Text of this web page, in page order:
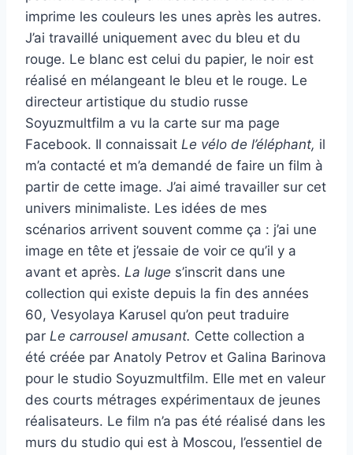
imprime les couleurs les unes après les autres.
J’ai travaillé uniquement avec du bleu et du
rouge. Le blanc est celui du papier, le noir est
réalisé en mélangeant le bleu et le rouge. Le
directeur artistique du studio russe
Soyuzmultfilm a vu la carte sur ma page
Facebook. Il connaissait Le vélo de l’éléphant, il
m’a contacté et m’a demandé de faire un film à
partir de cette image. J’ai aimé travailler sur cet
univers minimaliste. Les idées de mes
scénarios arrivent souvent comme ça : j’ai une
image en tête et j’essaie de voir ce qu’il y a
avant et après. La luge s’inscrit dans une
collection qui existe depuis la fin des années
60, Vesyolaya Karusel qu’on peut traduire
par Le carrousel amusant. Cette collection a
été créée par Anatoly Petrov et Galina Barinova
pour le studio Soyuzmultfilm. Elle met en valeur
des courts métrages expérimentaux de jeunes
réalisateurs. Le film n’a pas été réalisé dans les
murs du studio qui est à Moscou, l’essentiel de